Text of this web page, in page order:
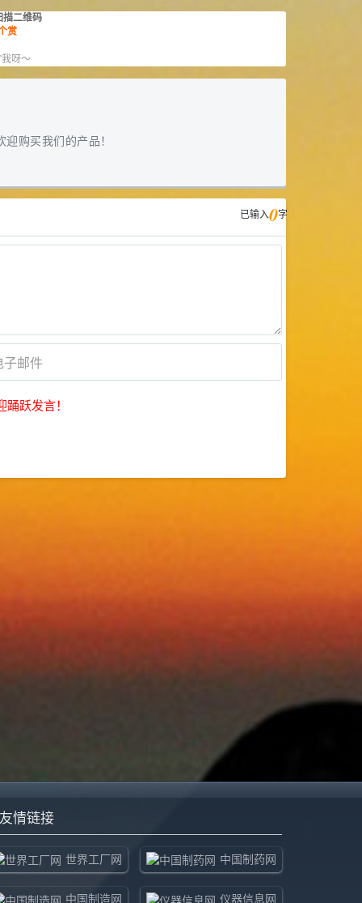
二维码
赏
呀～
购买我们的产品！
已输入0字
踊跃发言！
情链接
世界工厂网 中国制药网
中国制造网 仪器信息网